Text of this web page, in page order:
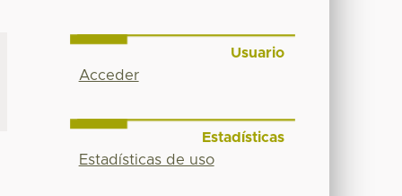
Usuario
Acceder
Estadísticas
Estadísticas de uso